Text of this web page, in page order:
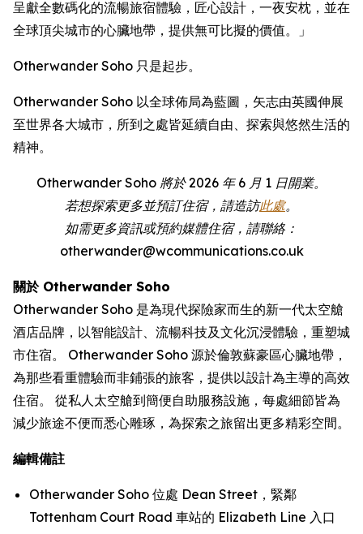
呈獻全數碼化的流暢旅宿體驗，匠心設計，一夜安枕，並在
全球頂尖城市的心臟地帶，提供無可比擬的價值。」
Otherwander Soho 只是起步。
Otherwander Soho 以全球佈局為藍圖，矢志由英國伸展
至世界各大城市，所到之處皆延續自由、探索與悠然生活的
精神。
Otherwander Soho 將於 2026 年 6 月 1 日開業。
若想探索更多並預訂住宿，請造訪此處。
如需更多資訊或預約媒體住宿，請聯絡：
otherwander@wcommunications.co.uk
關於 Otherwander Soho
Otherwander Soho 是為現代探險家而生的新一代太空艙
酒店品牌，以智能設計、流暢科技及文化沉浸體驗，重塑城
市住宿。 Otherwander Soho 源於倫敦蘇豪區心臟地帶，
為那些看重體驗而非鋪張的旅客，提供以設計為主導的高效
住宿。 從私人太空艙到簡便自助服務設施，每處細節皆為
減少旅途不便而悉心雕琢，為探索之旅留出更多精彩空間。
編輯備註
Otherwander Soho 位處 Dean Street，緊鄰
Tottenham Court Road 車站的 Elizabeth Line 入口